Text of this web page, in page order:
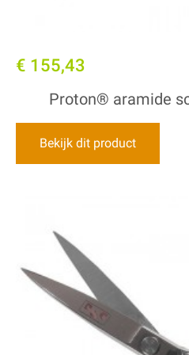
€ 155,43
Proton® aramide
Bekijk dit product